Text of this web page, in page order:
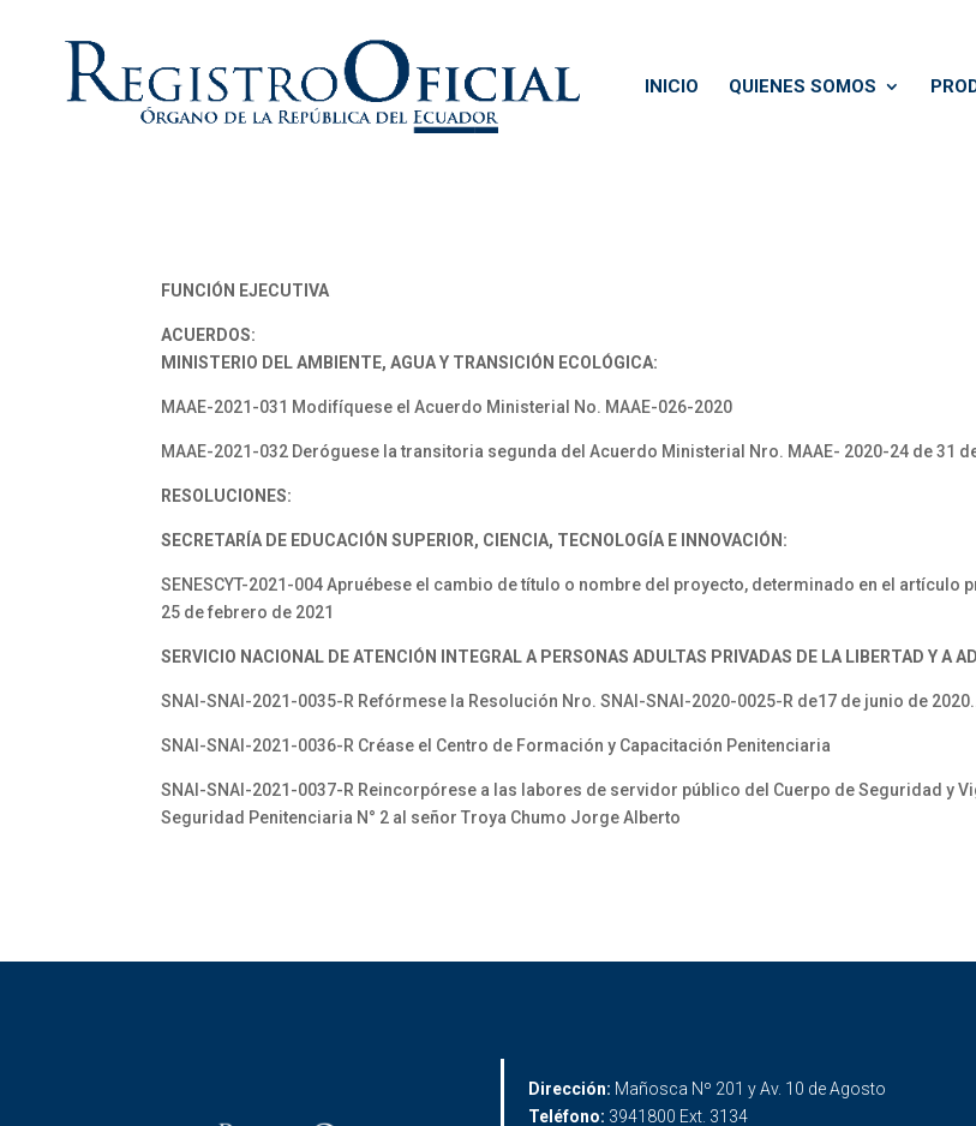
INICIO QUIENES SOMOS
FUNCIÓN EJECUTIVA
ACUERDOS:
MINISTERIO DEL AMBIENTE, AGUA Y TRANSICIÓN ECOLÓGICA:
MAAE-2021-031 Modifíquese el Acuerdo Ministerial No. MAAE-026-2020
MAAE-2021-032 Deróguese la transitoria segunda del Acuerdo Ministerial Nro. MAAE- 2020-24 de 31
RESOLUCIONES:
SECRETARÍA DE EDUCACIÓN SUPERIOR, CIENCIA, TECNOLOGÍA E INNOVACIÓN:
SENESCYT-2021-004 Apruébese el cambio de título o nombre del proyecto, determinado en el artículo
25 de febrero de 2021
SERVICIO NACIONAL DE ATENCIÓN INTEGRAL A PERSONAS ADULTAS PRIVADAS DE LA LIBERTAD Y A
SNAI-SNAI-2021-0035-R Refórmese la Resolución Nro. SNAI-SNAI-2020-0025-R de17 de junio de 2020..
SNAI-SNAI-2021-0036-R Créase el Centro de Formación y Capacitación Penitenciaria
SNAI-SNAI-2021-0037-R Reincorpórese a las labores de servidor público del Cuerpo de Seguridad y
Seguridad Penitenciaria N° 2 al señor Troya Chumo Jorge Alberto
Dirección: Mañosca Nº 201 y Av. 10 de Agosto
Teléfono: 3941800 Ext. 3134